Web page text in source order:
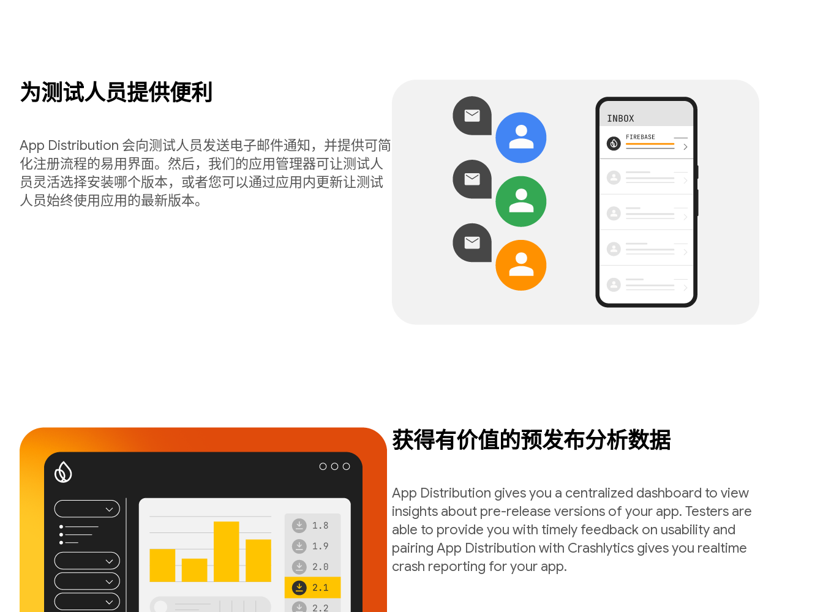
为测试人员提供便利
App Distribution 会向测试人员发送电子邮件通知，并提供可简
化注册流程的易用界面。然后，我们的应用管理器可让测试人
员灵活选择安装哪个版本，或者您可以通过应用内更新让测试
人员始终使用应用的最新版本。
获得有价值的预发布分析数据
App Distribution gives you a centralized dashboard to view
insights about pre-release versions of your app. Testers are
able to provide you with timely feedback on usability and
pairing App Distribution with Crashlytics gives you realtime
crash reporting for your app.